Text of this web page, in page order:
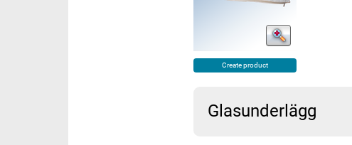
Create product
Glasunderlägg